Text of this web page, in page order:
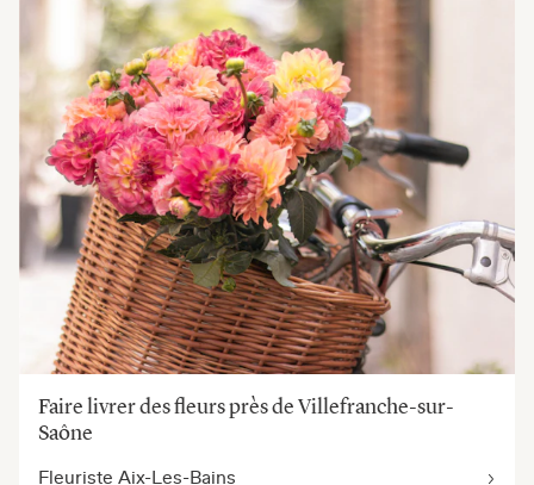
Faire livrer des fleurs près de Villefranche-sur-
Saône
Fleuriste Aix-Les-Bains